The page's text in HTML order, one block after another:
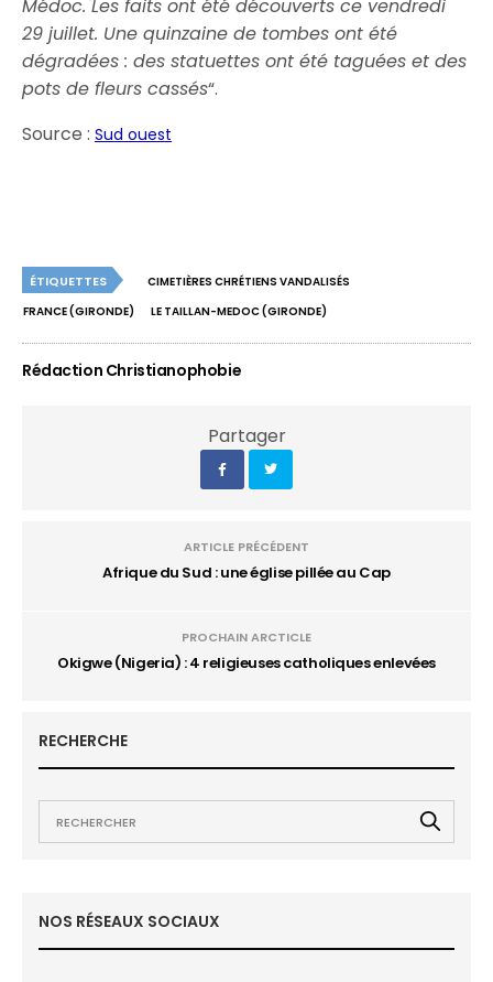
Médoc. Les faits ont été découverts ce vendredi
29 juillet. Une quinzaine de tombes ont été
dégradées : des statuettes ont été taguées et des
pots de fleurs cassés“.
Source :Sud ouest
ÉTIQUETTES
CIMETIÈRES CHRÉTIENS VANDALISÉS
FRANCE (GIRONDE)
LE TAILLAN-MEDOC (GIRONDE)
Rédaction Christianophobie
Partager
ARTICLE PRÉCÉDENT
Afrique du Sud : une église pillée au Cap
PROCHAIN ARCTICLE
Okigwe (Nigeria) : 4 religieuses catholiques enlevées
RECHERCHE
NOS RÉSEAUX SOCIAUX